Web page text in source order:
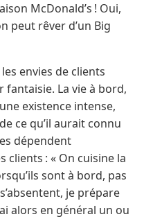
McDonald’s ! Oui,
peut rêver d’un Big
envies de clients
fantaisie. La vie à bord,
existence intense,
ce qu’il aurait connu
dépendent
clients : « On cuisine la
sont à bord, pas
je prépare
alors en général un ou